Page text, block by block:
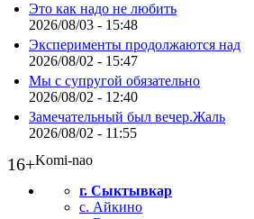
Это как надо не любить
2026/08/03 - 15:48
Эксперименты продолжаются над
2026/08/02 - 15:47
Мы с супругой обязательно
2026/08/02 - 12:40
Замечательный был вечер.Жаль
2026/08/02 - 11:55
16+Komi-nao
г. Сыктывкар
с. Айкино